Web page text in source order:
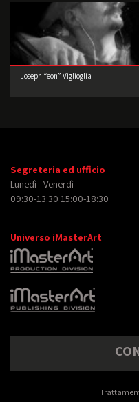
Joseph “eon” Viglioglia
Segreteria ed ufficio
Lunedì - Venerdì
09:30-13:30 15:00-18:30
Universo iMasterArt